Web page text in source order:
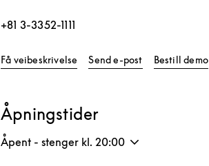
+81 3-3352-1111
Få veibeskrivelse Link Opens in New Tab
Send e-post Bestill demo
Åpningstider
Åpent - stenger kl. 20:00